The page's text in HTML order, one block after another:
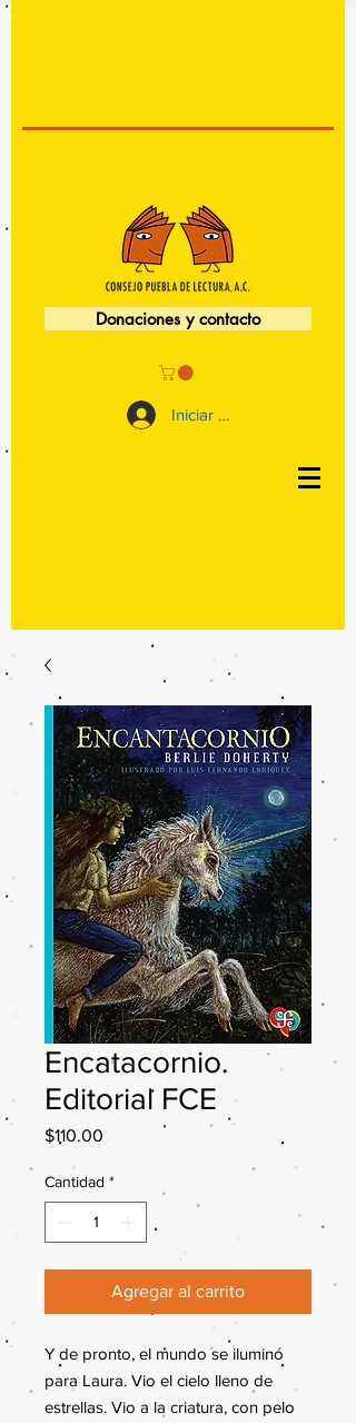
Donaciones y contacto
Iniciar sesión
Encatacornio.
Editorial FCE
$110.00
Cantidad *
Agregar al carrito
Y de pronto, el mundo se iluminó
para Laura. Vio el cielo lleno de
estrellas. Vio a la criatura, con pelo